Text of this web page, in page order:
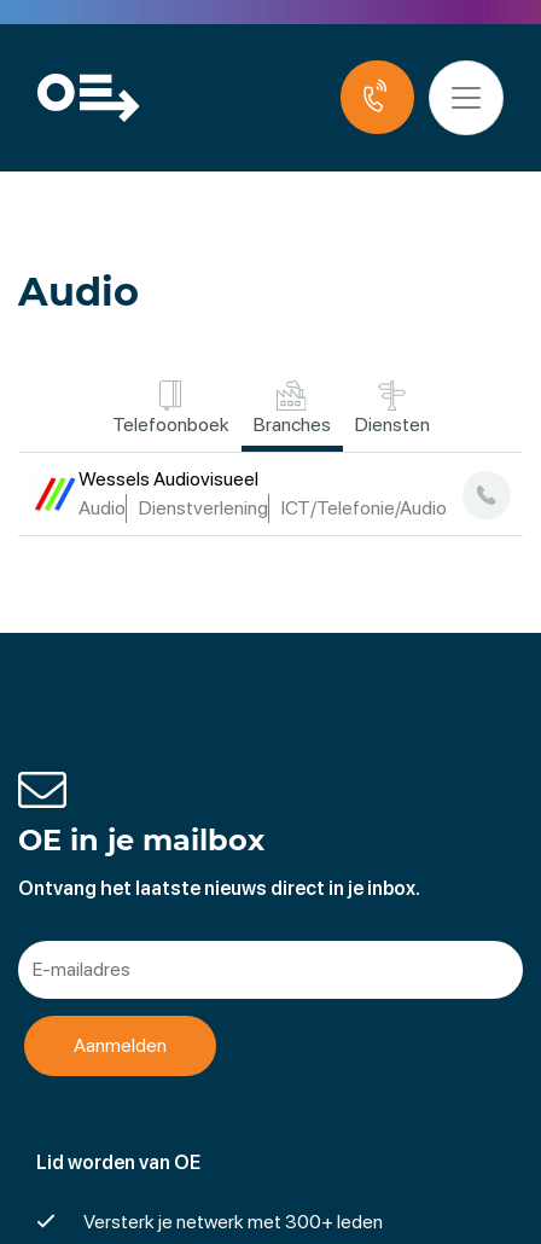
Audio
Telefoonboek Branches Diensten
Wessels Audiovisueel
Audio
Dienstverlening ICT/Telefonie/Audio
Lid worden van OE
Versterk je netwerk met 300+ leden
OE in je mailbox
Ontvang het laatste nieuws direct in je inbox.